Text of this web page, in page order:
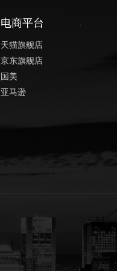
电商平台
天猫旗舰店
京东旗舰店
国美
亚马逊